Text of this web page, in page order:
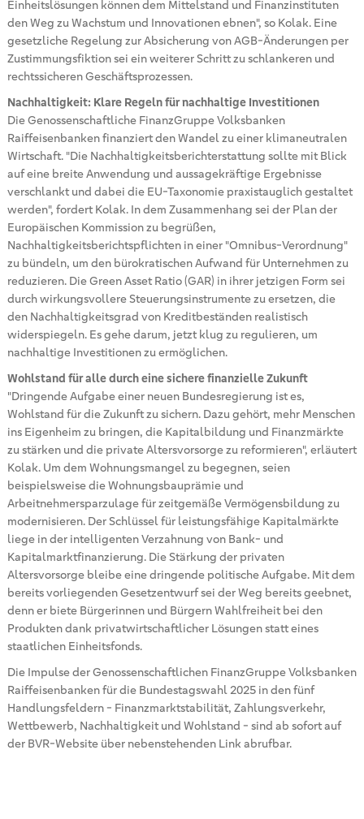
Einheitslösungen können dem Mittelstand und Finanzinstituten
den Weg zu Wachstum und Innovationen ebnen", so Kolak. Eine
gesetzliche Regelung zur Absicherung von AGB-Änderungen per
Zustimmungsfiktion sei ein weiterer Schritt zu schlankeren und
rechtssicheren Geschäftsprozessen.
Nachhaltigkeit: Klare Regeln für nachhaltige Investitionen
Die Genossenschaftliche FinanzGruppe Volksbanken
Raiffeisenbanken finanziert den Wandel zu einer klimaneutralen
Wirtschaft. "Die Nachhaltigkeitsberichterstattung sollte mit Blick
auf eine breite Anwendung und aussagekräftige Ergebnisse
verschlankt und dabei die EU-Taxonomie praxistauglich gestaltet
werden", fordert Kolak. In dem Zusammenhang sei der Plan der
Europäischen Kommission zu begrüßen,
Nachhaltigkeitsberichtspflichten in einer "Omnibus-Verordnung"
zu bündeln, um den bürokratischen Aufwand für Unternehmen zu
reduzieren. Die Green Asset Ratio (GAR) in ihrer jetzigen Form sei
durch wirkungsvollere Steuerungsinstrumente zu ersetzen, die
den Nachhaltigkeitsgrad von Kreditbeständen realistisch
widerspiegeln. Es gehe darum, jetzt klug zu regulieren, um
nachhaltige Investitionen zu ermöglichen.
Wohlstand für alle durch eine sichere finanzielle Zukunft
"Dringende Aufgabe einer neuen Bundesregierung ist es,
Wohlstand für die Zukunft zu sichern. Dazu gehört, mehr Menschen
ins Eigenheim zu bringen, die Kapitalbildung und Finanzmärkte
zu stärken und die private Altersvorsorge zu reformieren", erläutert
Kolak. Um dem Wohnungsmangel zu begegnen, seien
beispielsweise die Wohnungsbauprämie und
Arbeitnehmersparzulage für zeitgemäße Vermögensbildung zu
modernisieren. Der Schlüssel für leistungsfähige Kapitalmärkte
liege in der intelligenten Verzahnung von Bank- und
Kapitalmarktfinanzierung. Die Stärkung der privaten
Altersvorsorge bleibe eine dringende politische Aufgabe. Mit dem
bereits vorliegenden Gesetzentwurf sei der Weg bereits geebnet,
denn er biete Bürgerinnen und Bürgern Wahlfreiheit bei den
Produkten dank privatwirtschaftlicher Lösungen statt eines
staatlichen Einheitsfonds.
Die Impulse der Genossenschaftlichen FinanzGruppe Volksbanken
Raiffeisenbanken für die Bundestagswahl 2025 in den fünf
Handlungsfeldern - Finanzmarktstabilität, Zahlungsverkehr,
Wettbewerb, Nachhaltigkeit und Wohlstand - sind ab sofort auf
der BVR-Website über nebenstehenden Link abrufbar.